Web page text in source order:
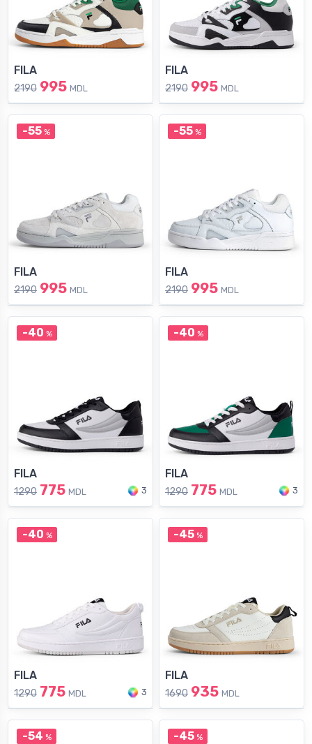
FILA
2190 995 MDL
FILA
2190 995 MDL
-55%
FILA
2190 995 MDL
-55%
FILA
2190 995 MDL
-40 %
FILA
1290 775 MDL 3
-40 %
FILA
1290 775 MDL 3
-40 %
FILA
1290 775 MDL 3
-45%
FILA
1690 935 MDL
-54 % -45%